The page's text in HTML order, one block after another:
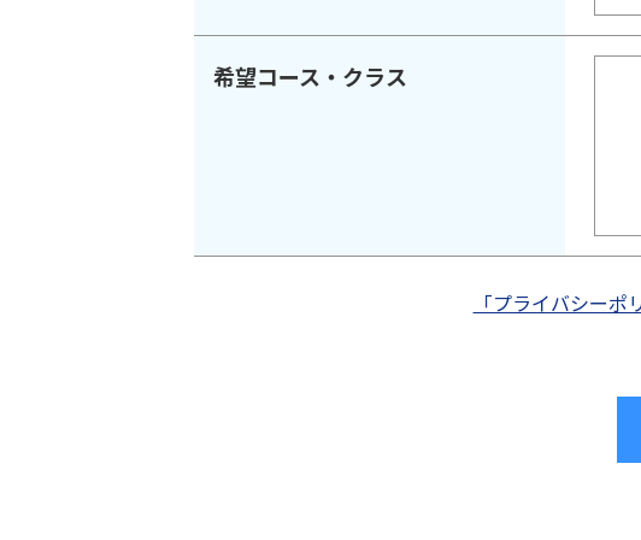
希望コース・クラス
「プライバシーポ